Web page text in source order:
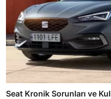
Seat Kronik Sorunları ve